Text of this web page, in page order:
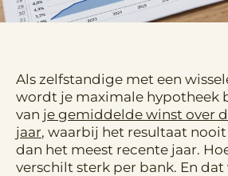
Als zelfstandige met een
wordt je maximale hypotheek
van je gemiddelde winst over
jaar, waarbij het resultaat
dan het meest recente jaar.
verschilt sterk per bank. En dat